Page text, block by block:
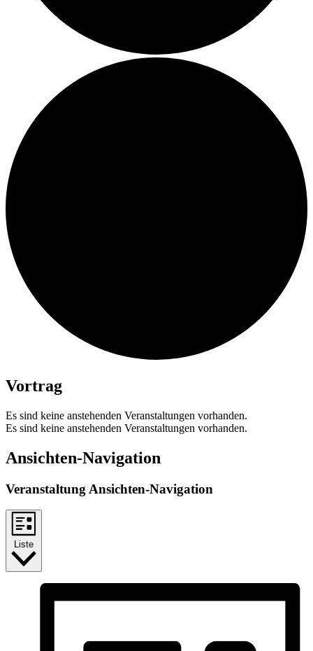
Vortrag
Es sind keine anstehenden Veranstaltungen vorhanden.
Es sind keine anstehenden Veranstaltungen vorhanden.
Ansichten-Navigation
Veranstaltung Ansichten-Navigation
Liste